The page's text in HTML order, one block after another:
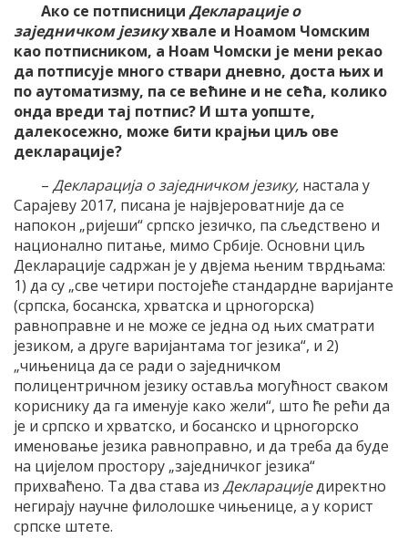
Ако се потписници Декларације о
заједничком језикухвале и Ноамом Чомским
као потписником, а Ноам Чомски је мени рекао
да потписује много ствари дневно, доста њих и
по аутоматизму, па се већине и не сећа, колико
онда вреди тај потпис? И шта уопште,
далекосежно, може бити крајњи циљ ове
декларације?
– Декларација о заједничком језику, настала у
Сарајеву 2017, писана је највјероватније да се
напокон „ријеши“ српско језичко, па сљедствено и
национално питање, мимо Србије. Основни циљ
Декларације садржан је у двјема њеним тврдњама:
1) да су „све четири постојеће стандардне варијанте
(српска, босанска, хрватска и црногорска)
равноправне и не може се једна од њих сматрати
језиком, а друге варијантама тог језика“, и 2)
„чињеница да се ради о заједничком
полицентричном језику оставља могућност сваком
кориснику да га именује како жели“, што ће рећи да
је и српско и хрватско, и босанско и црногорско
именовање језика равноправно, и да треба да буде
на цијелом простору „заједничког језика“
прихваћено. Та два става из Декларациједиректно
негирају научне филолошке чињенице, а у корист
српске штете.